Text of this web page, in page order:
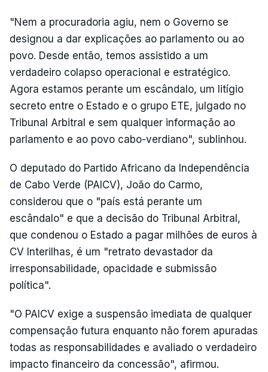
"Nem a procuradoria agiu, nem o Governo se
designou a dar explicações ao parlamento ou ao
povo. Desde então, temos assistido a um
verdadeiro colapso operacional e estratégico.
Agora estamos perante um escândalo, um litígio
secreto entre o Estado e o grupo ETE, julgado no
Tribunal Arbitral e sem qualquer informação ao
parlamento e ao povo cabo-verdiano", sublinhou.
O deputado do Partido Africano da Independência
de Cabo Verde (PAICV), João do Carmo,
considerou que o "país está perante um
escândalo" e que a decisão do Tribunal Arbitral,
que condenou o Estado a pagar milhões de euros à
CV Interilhas, é um "retrato devastador da
irresponsabilidade, opacidade e submissão
política".
"O PAICV exige a suspensão imediata de qualquer
compensação futura enquanto não forem apuradas
todas as responsabilidades e avaliado o verdadeiro
impacto financeiro da concessão", afirmou.